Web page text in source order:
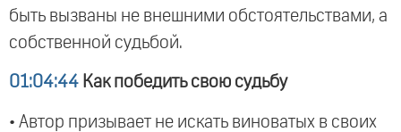
быть вызваны не внешними обстоятельствами, а
собственной судьбой.
01:04:44 Как победить свою судьбу
• Автор призывает не искать виноватых в своих